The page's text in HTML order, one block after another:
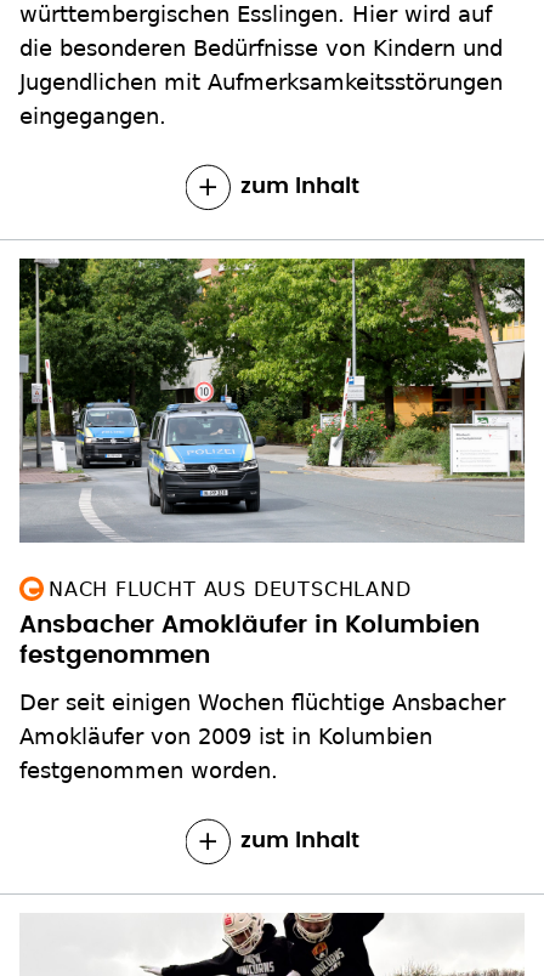
württembergischen Esslingen. Hier wird auf
die besonderen Bedürfnisse von Kindern und
Jugendlichen mit Aufmerksamkeitsstörungen
eingegangen.
zum Inhalt
NACH FLUCHT AUS DEUTSCHLAND
Ansbacher Amokläufer in Kolumbien
festgenommen
Der seit einigen Wochen flüchtige Ansbacher
Amokläufer von 2009 ist in Kolumbien
festgenommen worden.
zum Inhalt